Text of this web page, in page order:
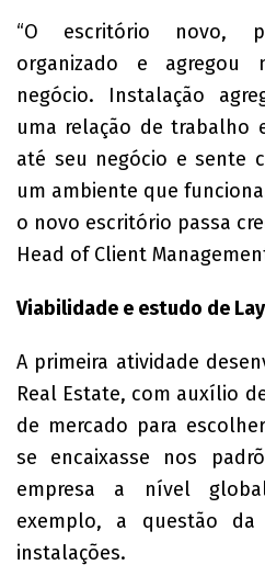
“O escritório novo,
organizado e
negócio. Instalação
uma relação de trabalho
até seu negócio e sente
um ambiente que
o novo escritório passa
Head of Client
Viabilidade e estudo de
A primeira atividade
Real Estate, com auxílio
de mercado para
se encaixasse nos
empresa a nível
exemplo, a questão da
instalações.